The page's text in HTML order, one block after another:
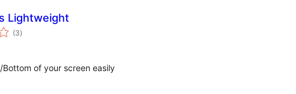
Lightweight
(3valoraciones
en
)
of your screen easily